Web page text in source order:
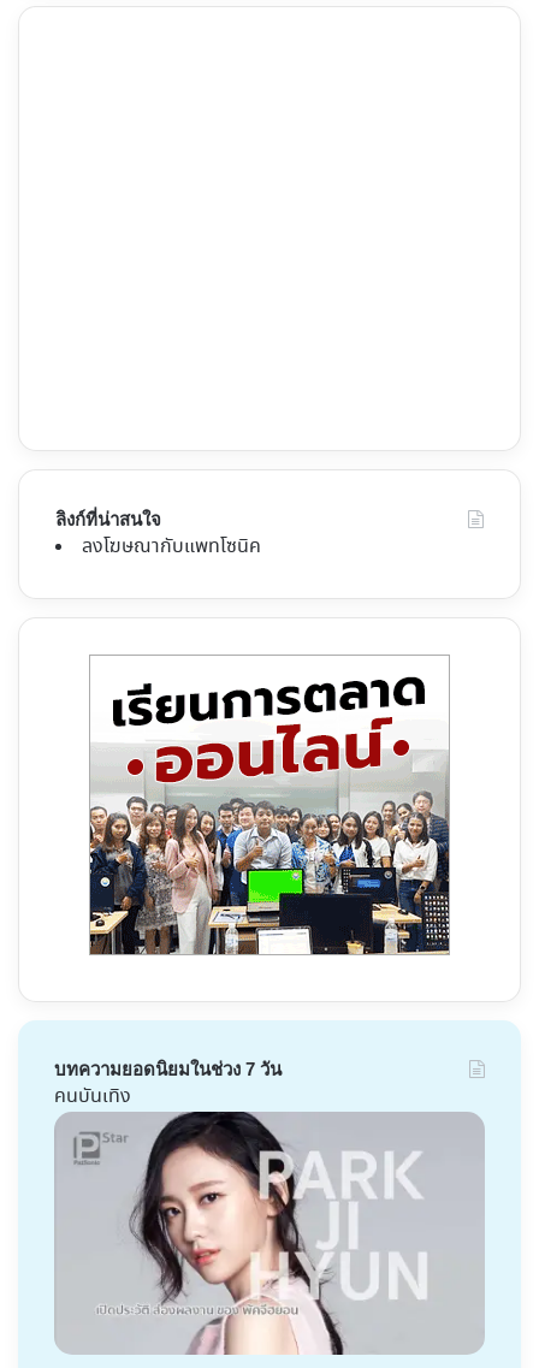
ลิงก์ที่น่าสนใจ
ลงโฆษณากับแพทโซนิค
บทความยอดนิยมในช่วง 7 วัน
คนบันเทิง